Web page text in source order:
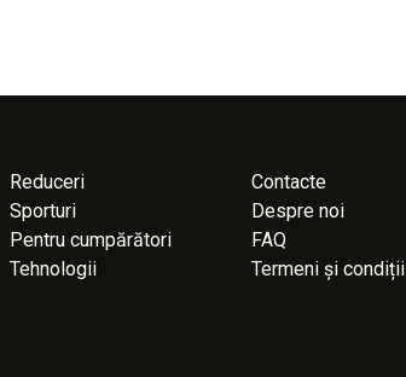
Reduceri
Sporturi
Pentru cumpărători
Tehnologii
Contacte
Despre noi
FAQ
Termeni și condiții